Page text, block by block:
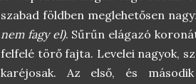
szabad földben meglehetősen
nem fagy el). Sűrűn elágazó
felfelé törő fajta. Levelei nagyok,
karéjosak. Az első, és